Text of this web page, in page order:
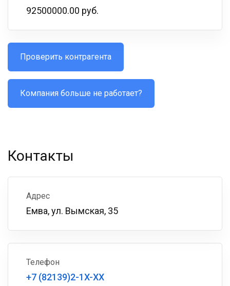
92500000.00 руб.
Проверить контрагента
Компания больше не работает?
Контакты
Адрес
Емва, ул. Вымская, 35
Телефон
+7 (82139)2-1X-XX